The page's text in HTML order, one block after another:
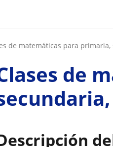
de matemáticas para
de